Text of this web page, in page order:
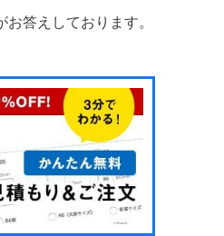
答えしております。